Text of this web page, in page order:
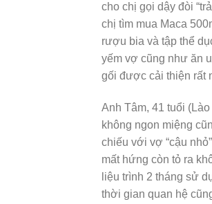
cho chị gọi dậy đòi
chị tìm mua Maca
rượu bia và tập thể
yếm vợ cũng như ăn
gối được cải thiện rất
Anh Tâm, 41 tuổi
không ngon miệng
chiếu với vợ “cậu
mất hứng còn tỏ ra
liệu trình 2 tháng sử
thời gian quan hệ